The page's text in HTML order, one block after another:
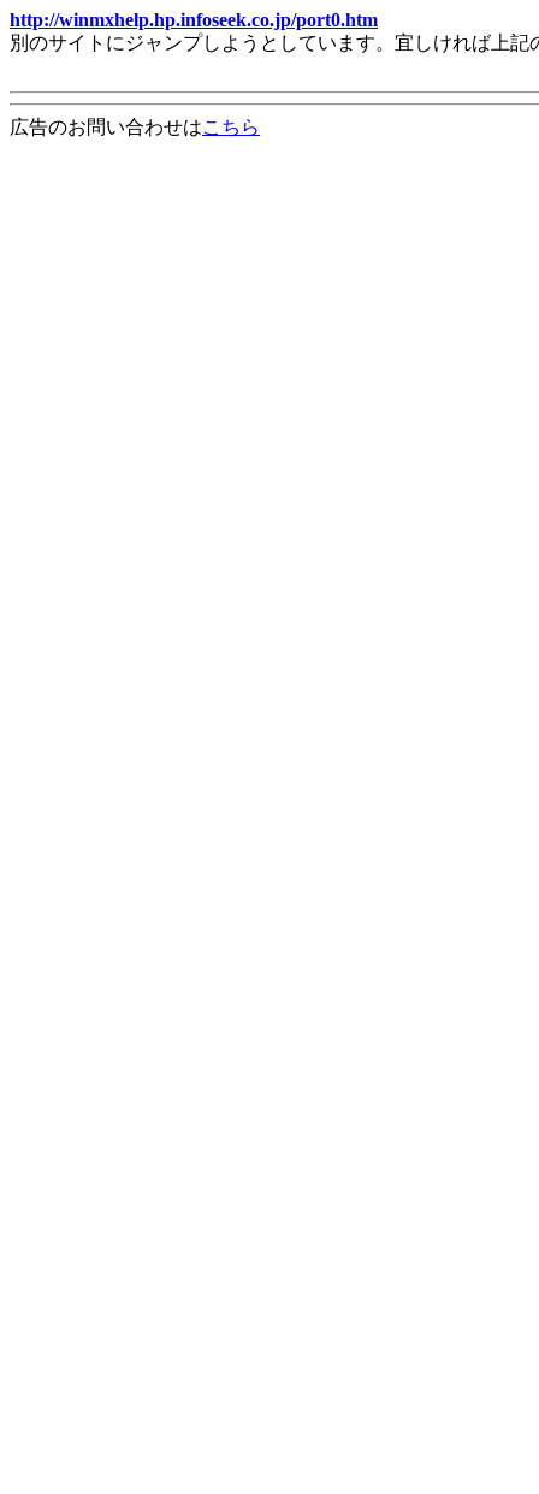
http://winmxhelp.hp.infoseek.co.jp/port0.htm
別のサイトにジャンプしようとしています。宜しければ上
広告のお問い合わせはこちら